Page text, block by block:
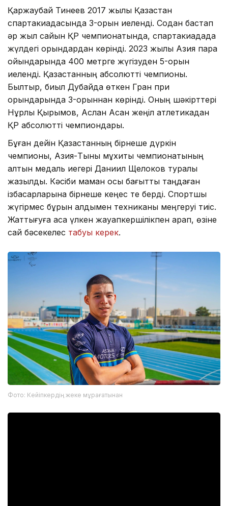
Қаржаубай Тинеев 2017 жылы Қазақстан
спартакиадасында 3-орын иеленді. Содан бастап
әр жыл сайын ҚР чемпионатында, спартакиадада
жүлдегі орындардан көрінді. 2023 жылы Азия пара
ойындарында 400 метрге жүгізуден 5-орын
иеленді. Қазақстанның абсолютті чемпионы.
Былтыр, биыл Дубайда өткен Гран при
орындарында 3-орыннан көрінді. Оның шәкірттері
Нұрлы Қырымов, Аслан Асан жеңіл атлетикадан
ҚР абсолютті чемпиондары.
Бұған дейін Қазақстанның бірнеше дүркін
чемпионы, Азия-Тынық мұхиты чемпионатының
алтын медаль иегері Даниил Щелоков туралы
жазылды. Кәсіби маман осы бағытты таңдаған
ізбасарларына бірнеше кеңес те берді. Спортшы
жүгірмес бұрын алдымен техниканы меңгеруі тиіс.
Жаттығуға аса үлкен жауапкершілікпен қарап, өзіне
сай бәсекелес табуы керек.
Фото: Кейіпкердің жеке мұрағатынан